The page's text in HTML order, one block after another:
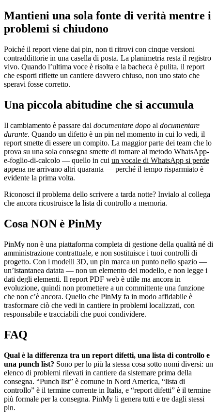
Mantieni una sola fonte di verità mentre i
problemi si chiudono
Poiché il report viene dai pin, non ti ritrovi con cinque versioni
contraddittorie in una casella di posta. La planimetria resta il registro
vivo. Quando l’ultima voce è risolta e la bacheca è pulita, il report
che esporti riflette un cantiere davvero chiuso, non uno stato che
speravi fosse corretto.
Una piccola abitudine che si accumula
Il cambiamento è passare dal documentare dopo al documentare
durante. Quando un difetto è un pin nel momento in cui lo vedi, il
report smette di essere un compito. La maggior parte dei team che lo
prova su una sola consegna smette di tornare al metodo WhatsApp-
e-foglio-di-calcolo — quello in cui un vocale di WhatsApp si perde
appena ne arrivano altri quaranta — perché il tempo risparmiato è
evidente la prima volta.
Riconosci il problema dello scrivere a tarda notte? Invialo al collega
che ancora ricostruisce la lista di controllo a memoria.
Cosa NON è PinMy
PinMy non è una piattaforma completa di gestione della qualità né di
amministrazione contrattuale, e non sostituisce i tuoi controlli di
progetto. Con i modelli 3D, un pin marca un punto nello spazio —
un’istantanea datata — non un elemento del modello, e non legge i
dati degli elementi. Il report PDF web è utile ma ancora in
evoluzione, quindi non promettere a un committente una funzione
che non c’è ancora. Quello che PinMy fa in modo affidabile è
trasformare ciò che vedi in cantiere in problemi localizzati, con
responsabile e tracciabili che puoi condividere.
FAQ
Qual è la differenza tra un report difetti, una lista di controllo e
una punch list? Sono per lo più la stessa cosa sotto nomi diversi: un
elenco di problemi rilevati in cantiere da sistemare prima della
consegna. “Punch list” è comune in Nord America, “lista di
controllo” è il termine corrente in Italia, e “report difetti” è il termine
più formale per la consegna. PinMy li genera tutti e tre dagli stessi
pin.